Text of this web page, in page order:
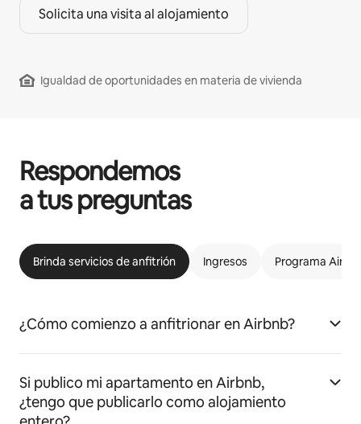
Solicita una visita al alojamiento
Igualdad de oportunidades en materia de vivienda
Respondemos
a tus preguntas
Brinda servicios de anfitrión Ingresos Programa
¿Cómo comienzo a anfitrionar en Airbnb?
Si publico mi apartamento en Airbnb,
¿tengo que publicarlo como alojamiento